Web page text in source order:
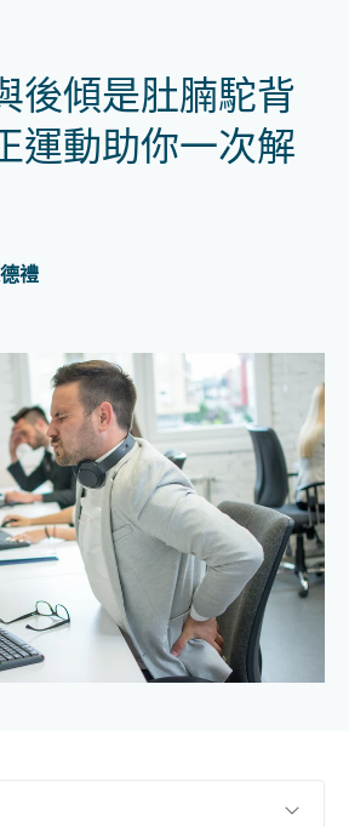
後傾是肚腩駝背
運動助你一次解
禮